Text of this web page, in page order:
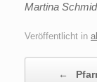
Martina
Veröffentlicht in
←